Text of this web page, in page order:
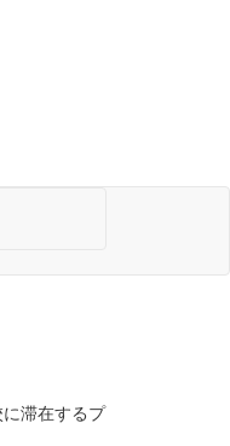
滞在するプ